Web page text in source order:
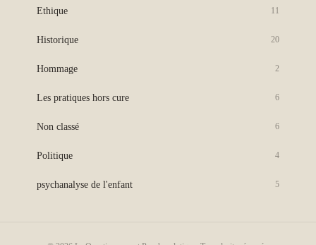
Ethique 11
Historique 20
Hommage 2
Les pratiques hors cure 6
Non classé 6
Politique 4
psychanalyse de l'enfant 5